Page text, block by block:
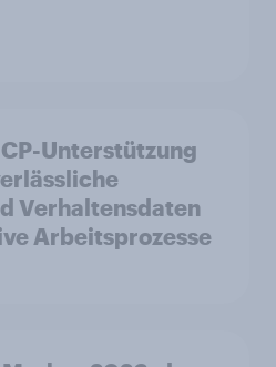
Unterstützung
Verhaltensdaten
Arbeitsprozesse